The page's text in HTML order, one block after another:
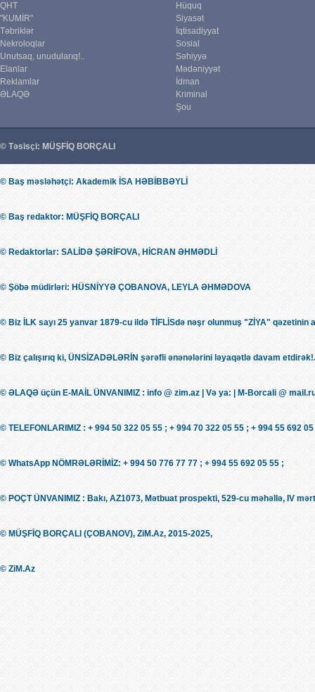
QHT
"KUMİR"
Təbriklər
Nekroloqlar
Unutsaq, unudularıq!..
Elanlar
Reklamlar
ƏLAQƏ
Hüquq
Siyasət
İqtisadiyyat
Sosial
Səhiyyə
Mədəniyyət
İdman
Kriminal
Şou
© Təsisçi: MÜŞFİQ BORÇALI
© Baş məsləhətçi: Akademik İSA HƏBİBBƏYLİ
© Baş redaktor: MÜŞFİQ BORÇALI
© Redaktorlar: SALİDƏ ŞƏRİFOVA, HİCRAN ƏHMƏDLİ
© Şöbə müdirləri: HÜSNİYYƏ ÇOBANOVA, LEYLA ƏHMƏDOVA
© Biz İLK sayı 25 yanvar 1879-cu ildə TİFLİSdə nəşr olunmuş "ZİYA" qəzetinin
© Biz çalışırıq ki, ÜNSİZADƏLƏRİN şərəfli ənənələrini ləyaqətlə davam
© ƏLAQƏ üçün E-MAİL ÜNVANIMIZ : info @ zim.az | Və ya: | M-Borcali @
© TELEFONLARIMIZ : + 994 50 322 05 55 ; + 994 70 322 05 55 ; + 994 55 692
© WhatsApp NÖMRƏLƏRİMİZ: + 994 50 776 77 77 ; + 994 55 692 05 55 ;
© POÇT ÜNVANIMIZ : Bakı, AZ1073, Mətbuat prospekti, 529-cu məhəllə, IV
© MÜŞFİQ BORÇALI (ÇOBANOV), ZiM.Az, 2015-2025,
© ZiM.Az